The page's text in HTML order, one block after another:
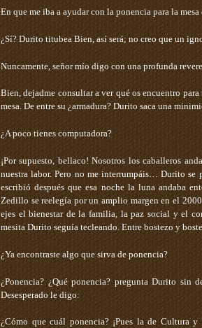
En que me iba a ayudar con la ponencia para la
¿Sí? ­Durito titubea­ Bien, así será; no creo que un
Nuncamente, señor mío ­digo con una profunda
Bien, dejadme consultar a ver qué os encuentro
mesa. De entre su ¿armadura? Durito saca una
¿A poco tienes computadora?
¡Por supuesto, bellaco! Nosotros los caballeros
nuestra labor. Pero no me interrumpáis… ­Durito
escribió después que esa noche la luna andaba
Zedillo se reelegía por un amplio margen en el
ejes el bienestar de la familia, la paz social y el
mesita Durito seguía tecleando. Entre bostezo y
¿Ya encontraste algo que sirva de ponencia?
¿Ponencia? ¿Qué ponencia? ­pregunta Durito sin
Desesperado le digo:
¿Cómo que cuál ponencia? ¡Pues la de Cultura